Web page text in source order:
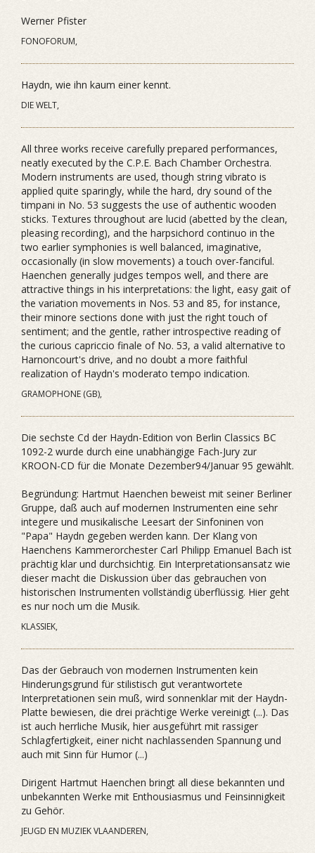
Werner Pfister
FONOFORUM,
Haydn, wie ihn kaum einer kennt.
DIE WELT,
All three works receive carefully prepared performances,
neatly executed by the C.P.E. Bach Chamber Orchestra.
Modern instruments are used, though string vibrato is
applied quite sparingly, while the hard, dry sound of the
timpani in No. 53 suggests the use of authentic wooden
sticks. Textures throughout are lucid (abetted by the clean,
pleasing recording), and the harpsichord continuo in the
two earlier symphonies is well balanced, imaginative,
occasionally (in slow movements) a touch over-fanciful.
Haenchen generally judges tempos well, and there are
attractive things in his interpretations: the light, easy gait of
the variation movements in Nos. 53 and 85, for instance,
their minore sections done with just the right touch of
sentiment; and the gentle, rather introspective reading of
the curious capriccio finale of No. 53, a valid alternative to
Harnoncourt's drive, and no doubt a more faithful
realization of Haydn's moderato tempo indication.
GRAMOPHONE (GB),
Die sechste Cd der Haydn-Edition von Berlin Classics BC
1092-2 wurde durch eine unabhängige Fach-Jury zur
KROON-CD für die Monate Dezember94/Januar 95 gewählt.
Begründung: Hartmut Haenchen beweist mit seiner Berliner
Gruppe, daß auch auf modernen Instrumenten eine sehr
integere und musikalische Leesart der Sinfoninen von
"Papa" Haydn gegeben werden kann. Der Klang von
Haenchens Kammerorchester Carl Philipp Emanuel Bach ist
prächtig klar und durchsichtig. Ein Interpretationsansatz wie
dieser macht die Diskussion über das gebrauchen von
historischen Instrumenten vollständig überflüssig. Hier geht
es nur noch um die Musik.
KLASSIEK,
Das der Gebrauch von modernen Instrumenten kein
Hinderungsgrund für stilistisch gut verantwortete
Interpretationen sein muß, wird sonnenklar mit der Haydn-
Platte bewiesen, die drei prächtige Werke vereinigt (...). Das
ist auch herrliche Musik, hier ausgeführt mit rassiger
Schlagfertigkeit, einer nicht nachlassenden Spannung und
auch mit Sinn für Humor (...)
Dirigent Hartmut Haenchen bringt all diese bekannten und
unbekannten Werke mit Enthousiasmus und Feinsinnigkeit
zu Gehör.
JEUGD EN MUZIEK VLAANDEREN,